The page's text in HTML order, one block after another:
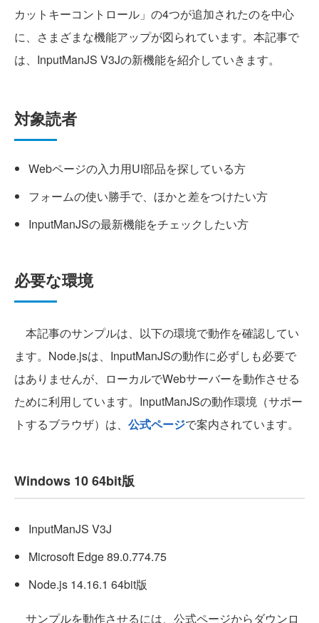
カットキーコントロール」の4つが追加されたのを中心
に、さまざまな機能アップが図られています。本記事で
は、InputManJS V3Jの新機能を紹介していきます。
対象読者
Webページの入力用UI部品を探している方
フォームの使い勝手で、ほかと差をつけたい方
InputManJSの最新機能をチェックしたい方
必要な環境
本記事のサンプルは、以下の環境で動作を確認してい
ます。Node.jsは、InputManJSの動作に必ずしも必要で
はありませんが、ローカルでWebサーバーを動作させる
ために利用しています。InputManJSの動作環境（サポー
トするブラウザ）は、 公式ページで案内されています。
Windows 10 64bit版
InputManJS V3J
Microsoft Edge 89.0.774.75
Node.js 14.16.1 64bit版
サンプルを動作させるには、公式ページからダウンロ